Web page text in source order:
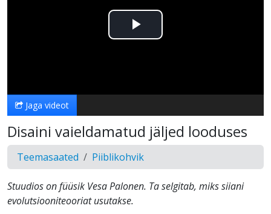
Esita
Jaga videot
Disaini vaieldamatud jäljed looduses
Teemasaated Piiblikohvik
Stuudios on füüsik Vesa Palonen. Ta selgitab, miks siiani
evolutsiooniteooriat usutakse.